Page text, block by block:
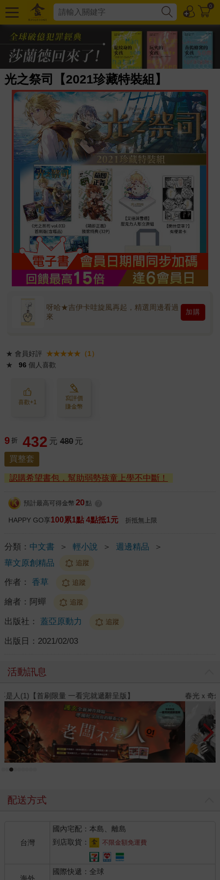
0
光之祭司【2021珍藏特裝組】
呀哈★吉伊卡哇旋風再起，精選周邊看過
來
加購
★ 會員好評
★★★★★（1）
★
96 個人喜歡
喜歡+1
寫評價
賺金幣
9 折 432 元 480 元
買整套
認購希望書包，幫助弱勢孩童上學不中斷！
預計最高可得金幣 20 點
HAPPY GO享100累1點 4點抵1元 折抵無上限
分類： 中文書 ＞ 輕小說 ＞ 週邊精品
＞
華文原創精品
追蹤
作者： 香草 追蹤
繪者： 阿蟬 追蹤
出版社： 蓋亞原動力 追蹤
出版日： 2021/02/03
活動訊息
春光ｘ奇幻基地｜全書系展
配送方式
台灣
國內宅配：本島、離島
到店取貨：
不限金額免運費
海外
國際快遞：全球